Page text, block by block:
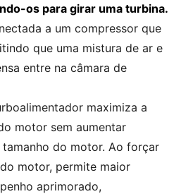
os para girar uma turbina.
a um compressor que
que uma mistura de ar e
entre na câmara de
maximiza a
motor sem aumentar
do motor. Ao forçar
motor, permite maior
aprimorado,